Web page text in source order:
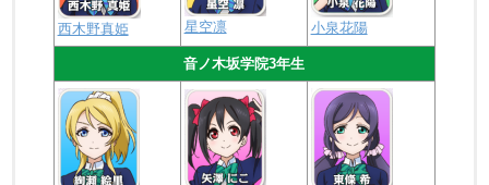
西木野真姫 星空凛 小泉花陽
音ノ木坂学院3年生